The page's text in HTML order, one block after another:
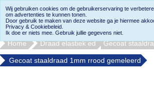
Home Draad elastiek ed Gecoat
Gecoat staaldraad 1mm rrood gemeleerd
Wij gebruiken cookies om de gebruikerservaring te
om advertenties te kunnen tonen.
Door gebruik te maken van deze website ga je hiermee
Privacy & Cookiebeleid.
Ik doe er niets mee. Gebruik jullie gegevens niet.